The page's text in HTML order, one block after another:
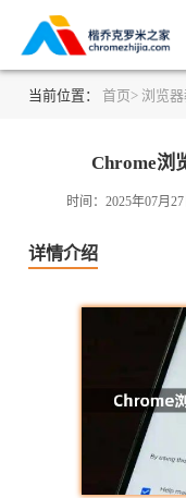
当前位置： 首页> 浏览
Chrome浏
时间：2025年07月27
详情介绍